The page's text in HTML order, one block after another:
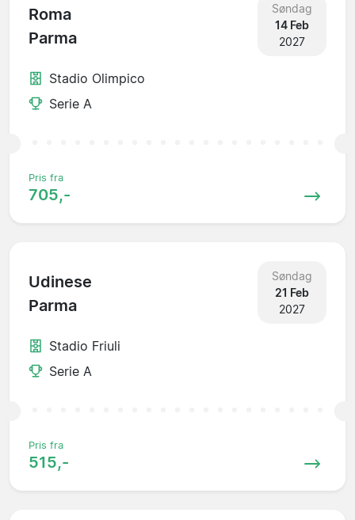
Roma
Parma
Søndag
14 Feb
2027
Stadio Olimpico
Serie A
Pris fra
705,-
Udinese
Parma
Søndag
21 Feb
2027
Stadio Friuli
Serie A
Pris fra
515,-